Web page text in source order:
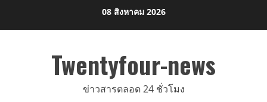
08 สิงหาคม 2026
Twentyfour-news
ข่าวสารตลอด 24 ชั่วโมง